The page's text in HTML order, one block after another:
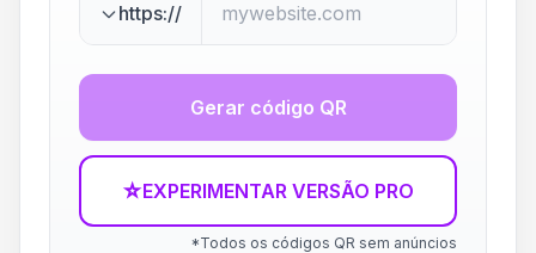
https://
Gerar código QR
☆EXPERIMENTAR VERSÃO PRO
*Todos os códigos QR sem anúncios